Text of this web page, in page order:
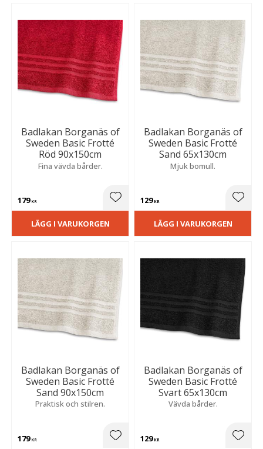
Badlakan Borganäs of
Sweden Basic Frotté
Röd 90x150cm
Fina vävda bårder.
179KR Lägg till i favoriter
LÄGG I VARUKORGEN
Badlakan Borganäs of
Sweden Basic Frotté
Sand 65x130cm
Mjuk bomull.
129KR
LÄGG I VARUKORGEN
Badlakan Borganäs of
Sweden Basic Frotté
Sand 90x150cm
Praktisk och stilren.
179KR Lägg till i favoriter
Badlakan Borganäs of
Sweden Basic Frotté
Svart 65x130cm
Vävda bårder.
129KR